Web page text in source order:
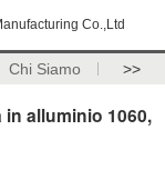
Co.,Ltd
Chi Siamo >>
alluminio 1060,